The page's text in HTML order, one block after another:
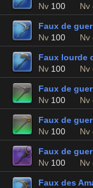
Nv 100 Nv
Faux de
Nv 100 Nv
Faux lourde
Nv 100 Nv
Faux de
Nv 100 Nv
Faux de
Nv 100 Nv
Faux de
Nv 100 Nv
Faux des